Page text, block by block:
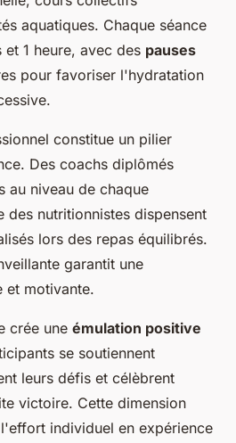
aquatiques. Chaque séance
1 heure, avec des pauses
pour favoriser l'hydratation
constitue un pilier
Des coachs diplômés
au niveau de chaque
des nutritionnistes dispensent
lors des repas équilibrés.
garantit une
et motivante.
crée une émulation positive
se soutiennent
leurs défis et célèbrent
victoire. Cette dimension
individuel en expérience